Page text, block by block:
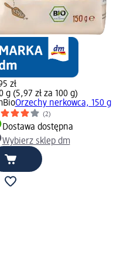
zł
g (5,97 zł za 100 g)
Orzechy nerkowca, 150 g
(2)
Dostawa dostępna
Wybierz sklep dm